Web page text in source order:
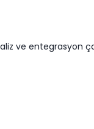
ve entegrasyon